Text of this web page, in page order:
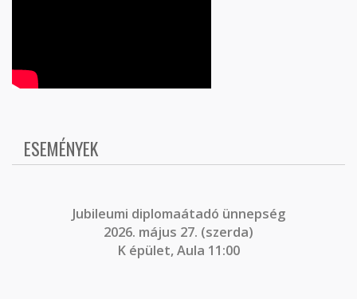
ESEMÉNYEK
Jubileumi diplomaátadó ünnepség
2026. május 27. (szerda)
K épület, Aula 11:00